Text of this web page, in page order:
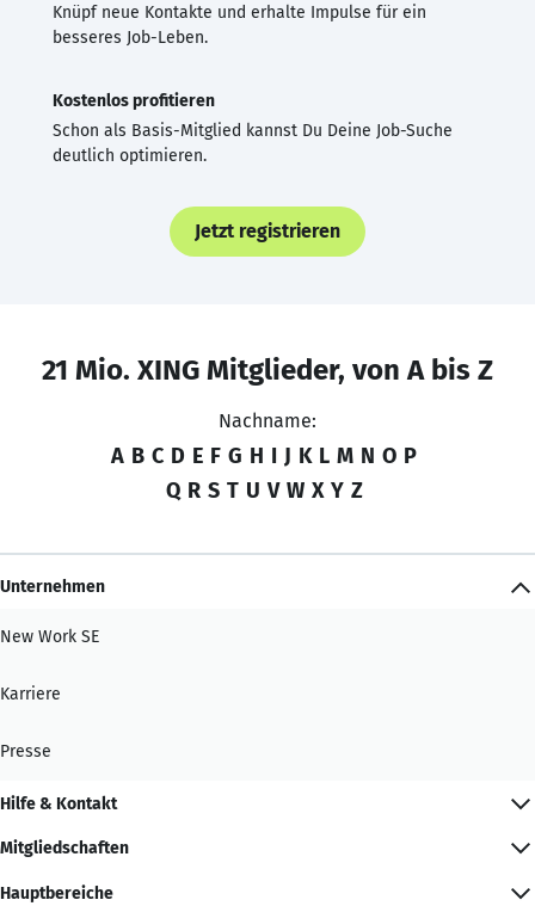
Knüpf neue Kontakte und erhalte Impulse für ein
besseres Job-Leben.
Kostenlos profitieren
Schon als Basis-Mitglied kannst Du Deine Job-Suche
deutlich optimieren.
Jetzt registrieren
21 Mio. XING Mitglieder, von A bis Z
Nachname:
A B C D E F G H I J K L M N O P
Q R S T U V W X Y Z
Unternehmen
New Work SE
Karriere
Presse
Hilfe & Kontakt
Mitgliedschaften
Hauptbereiche